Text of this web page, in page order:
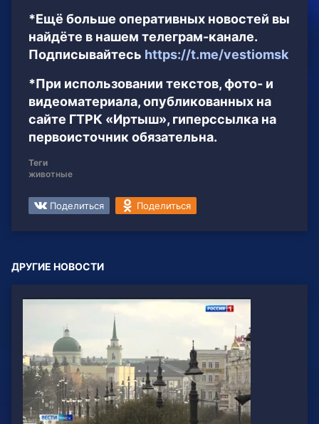
*Ещё больше оперативных новостей вы
найдёте в нашем телеграм-канале.
Подписывайтесь https://t.me/vestiomsk
*При использовании текстов, фото- и
видеоматериала, опубликованных на
сайте ГТРК «Иртыш», гиперссылка на
первоисточник обязательна.
Теги
животные
Поделиться Поделиться
ДРУГИЕ НОВОСТИ